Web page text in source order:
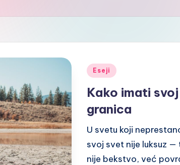
Posted
Eseji
Kako imati
granica
U svetu koji
svoj svet nije luksuz —
nije bekstvo, već